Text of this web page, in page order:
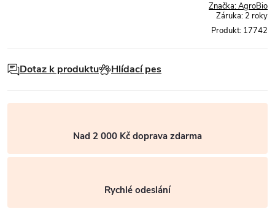
Značka:AgroBio
Záruka: 2 roky
Produkt: 17742
Dotaz k produktu Hlídací pes
Nad 2 000 Kč doprava zdarma
Rychlé odeslání